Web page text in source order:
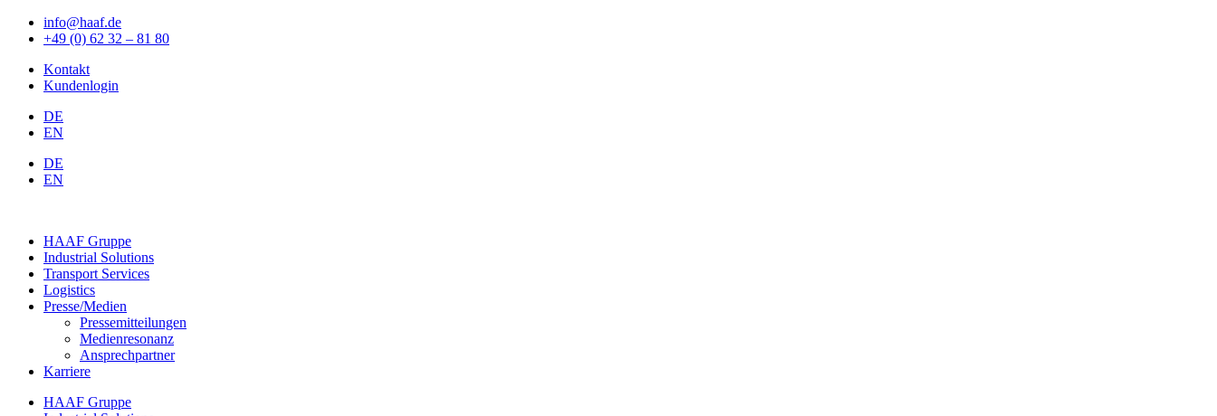
info@haaf.de
+49 (0) 62 32 – 81 80
Kontakt
Kundenlogin
DE
EN
DE
EN
HAAF Gruppe
Industrial Solutions
Transport Services
Logistics
Presse/Medien
Pressemitteilungen
Medienresonanz
Ansprechpartner
Karriere
HAAF Gruppe